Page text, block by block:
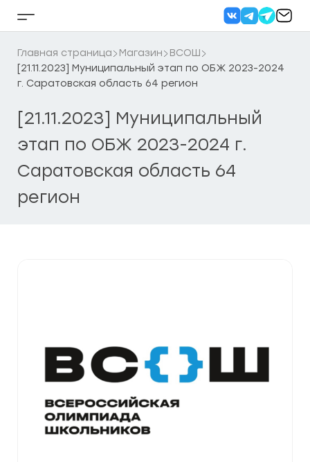
Кнопка
бокового
меню
Главная страница Магазин
ВСОШ
[21.11.2023] Муниципальный этап по ОБЖ 2023-2024
г. Саратовская область 64 регион
[21.11.2023] Муниципальный
этап по ОБЖ 2023-2024 г.
Саратовская область 64
регион